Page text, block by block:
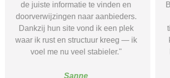
Beschermd-Wonen.nl wist ik precies
welke vragen ik moest stellen
tijdens intakegesprekken. Daardoor
kwam ik bij een aanbieder die echt
bij mij past. Mijn zelfstandigheid is